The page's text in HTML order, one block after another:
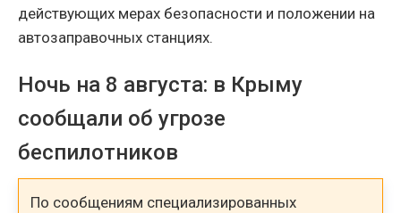
действующих мерах безопасности и положении на
автозаправочных станциях.
Ночь на 8 августа: в Крыму
сообщали об угрозе
беспилотников
По сообщениям специализированных